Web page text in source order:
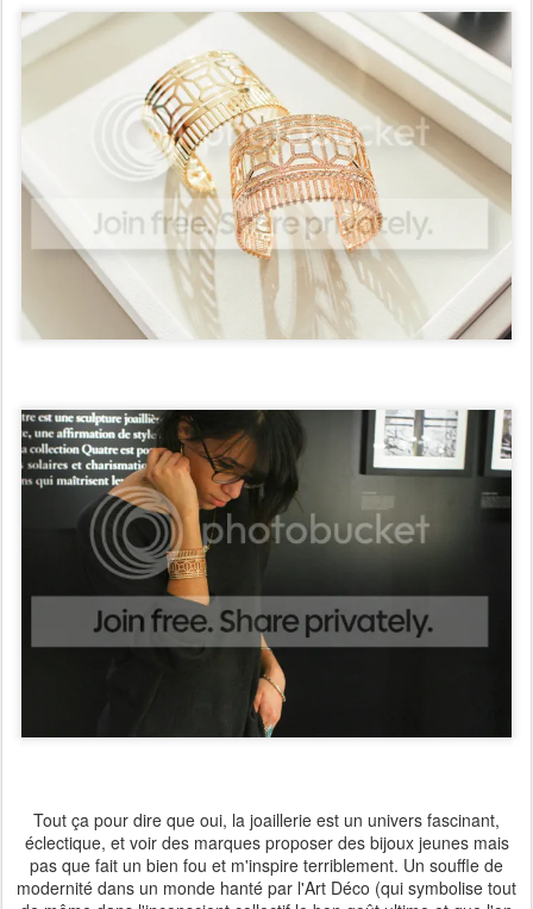
Tout ça pour dire que oui, la joaillerie est un univers fascinant,
éclectique, et voir des marques proposer des bijoux jeunes mais
pas que fait un bien fou et m'inspire terriblement. Un souffle de
modernité dans un monde hanté par l'Art Déco (qui symbolise tout